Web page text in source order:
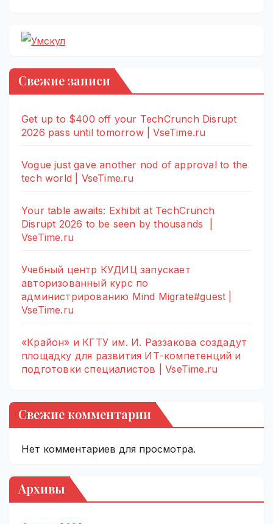
Свежие записи
Get up to $400 off your TechCrunch Disrupt
2026 pass until tomorrow | VseTime.ru
Vogue just gave another nod of approval to the
tech world | VseTime.ru
Your table awaits: Exhibit at TechCrunch
Disrupt 2026 to be seen by thousands |
VseTime.ru
Учебный центр КУДИЦ запускает
авторизованный курс по
администрированию Mind Migrate#guest |
VseTime.ru
«Крайон» и КГТУ им. И. Раззакова создадут
площадку для развития ИТ-компетенций и
подготовки специалистов | VseTime.ru
Свежие комментарии
Нет комментариев для просмотра.
Архивы